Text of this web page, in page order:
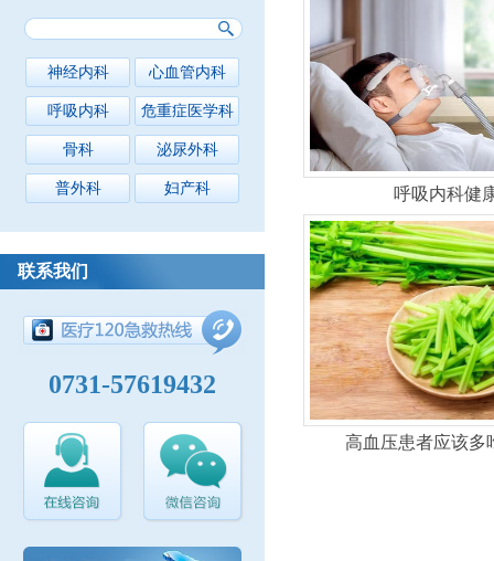
神经内科 心血管内科
呼吸内科 危重症医学科
骨科 泌尿外科
普外科 妇产科
联系我们
0731-57619432
呼吸内科健
高血压患者应该多